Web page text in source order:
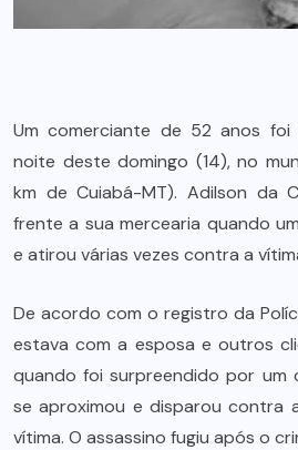
Um comerciante de 52 anos
noite deste domingo (14), no
km de Cuiabá-MT). Adilson da
frente a sua mercearia quando
e atirou várias vezes contra a
De acordo com o registro da
estava com a esposa e outros
quando foi surpreendido por um
se aproximou e disparou contra
vítima. O assassino fugiu após o